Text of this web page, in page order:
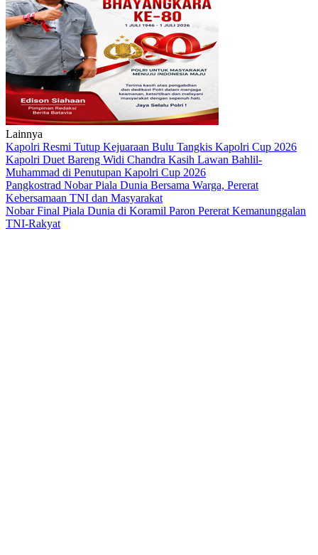
Lainnya
Kapolri Resmi Tutup Kejuaraan Bulu Tangkis Kapolri Cup 2026
Kapolri Duet Bareng Widi Chandra Kasih Lawan Bahlil-
Muhammad di Penutupan Kapolri Cup 2026
Pangkostrad Nobar Piala Dunia Bersama Warga, Pererat
Kebersamaan TNI dan Masyarakat
Nobar Final Piala Dunia di Koramil Paron Pererat Kemanunggalan
TNI-Rakyat